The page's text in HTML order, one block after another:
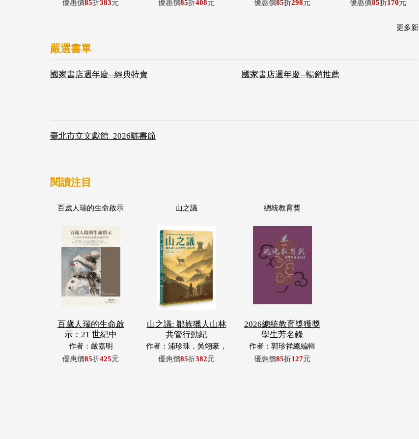
優惠價85折383元 優惠價85折408元 優惠價85折298元 優惠價85折170元
更多
嚴選書單
國家書店週年慶--經典特賣 國家書店週年慶--暢銷推薦
臺北市立文獻館_2026曬書節
閱讀注目
百歲人瑞的生命啟示
百歲人瑞的生命啟
示：21 世紀中
作者：嚴嘉明
優惠價85折425元
山之議
山之議: 鄒族獵人山林
共管行動紀
作者：浦珍珠，吳翊豪，
呂翊齊，張惠東，許玉
優惠價85折382元
總統教育獎
2026總統教育獎獲獎
學生芳名錄
作者：郭珍祥總編輯
優惠價85折127元